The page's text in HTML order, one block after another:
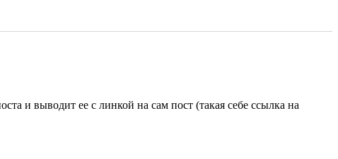
и выводит ее с линкой на сам пост (такая себе ссылка на